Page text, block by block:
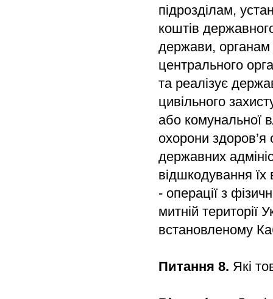
підрозділам,
коштів
держави, органам
центрального
та реалізує
цивільного
або комунальної
охорони здоров’я
державних
відшкодування їх
- операції з
митній території
встановленому
Питання 8. Які